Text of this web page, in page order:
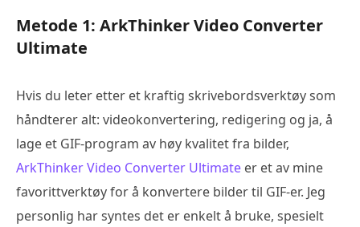
Metode 1: ArkThinker Video Converter
Ultimate
Hvis du leter etter et kraftig skrivebordsverktøy som
håndterer alt: videokonvertering, redigering og ja, å
lage et GIF-program av høy kvalitet fra bilder,
ArkThinker Video Converter Ultimate er et av mine
favorittverktøy for å konvertere bilder til GIF-er. Jeg
personlig har syntes det er enkelt å bruke, spesielt